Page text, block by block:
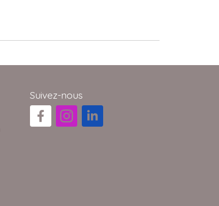
Suivez-nous